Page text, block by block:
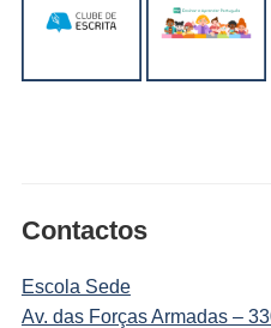
Contactos
Escola Sede
Av. das Forças Armadas –